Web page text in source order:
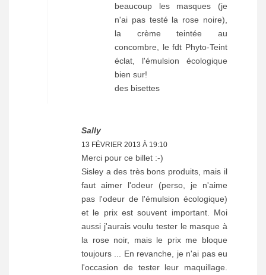
beaucoup les masques (je
n'ai pas testé la rose noire),
la crème teintée au
concombre, le fdt Phyto-Teint
éclat, l'émulsion écologique
bien sur!
des bisettes
Sally
13 FÉVRIER 2013 À 19:10
Merci pour ce billet :-)
Sisley a des très bons produits, mais il
faut aimer l'odeur (perso, je n'aime
pas l'odeur de l'émulsion écologique)
et le prix est souvent important. Moi
aussi j'aurais voulu tester le masque à
la rose noir, mais le prix me bloque
toujours ... En revanche, je n'ai pas eu
l'occasion de tester leur maquillage.